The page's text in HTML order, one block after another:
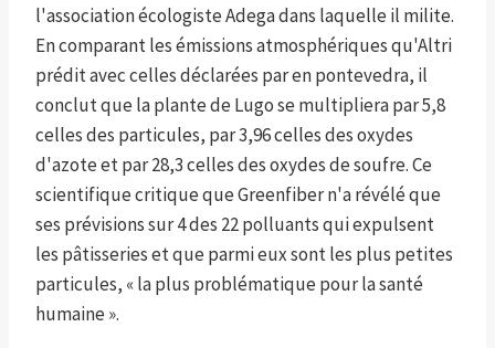
l'association écologiste Adega dans laquelle il milite.
En comparant les émissions atmosphériques qu'Altri
prédit avec celles déclarées par en pontevedra, il
conclut que la plante de Lugo se multipliera par 5,8
celles des particules, par 3,96 celles des oxydes
d'azote et par 28,3 celles des oxydes de soufre. Ce
scientifique critique que Greenfiber n'a révélé que
ses prévisions sur 4 des 22 polluants qui expulsent
les pâtisseries et que parmi eux sont les plus petites
particules, « la plus problématique pour la santé
humaine ».